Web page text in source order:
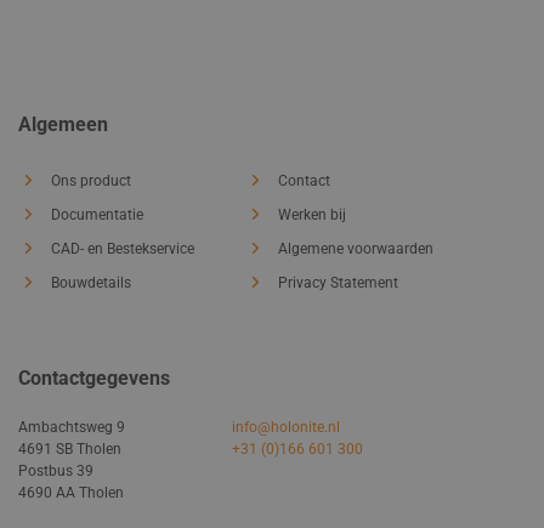
Algemeen
Ons product
Documentatie
CAD- en Bestekservice
Bouwdetails
Contact
Werken bij
Algemene voorwaarden
Privacy Statement
Contactgegevens
Ambachtsweg 9
4691 SB Tholen
Postbus 39
4690 AA Tholen
info@holonite.nl
+31 (0)166 601 300